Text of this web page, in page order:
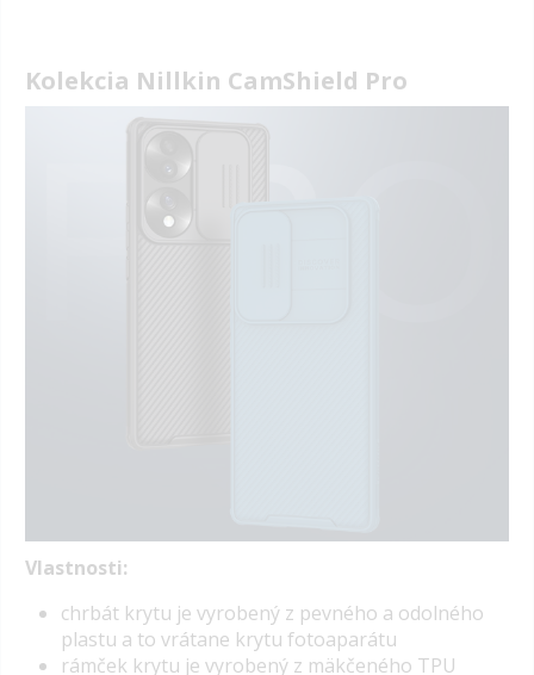
Kolekcia Nillkin CamShield Pro
Vlastnosti:
chrbát krytu je vyrobený z pevného a odolného
plastu a to vrátane krytu fotoaparátu
rámček krytu je vyrobený z mäkčeného TPU